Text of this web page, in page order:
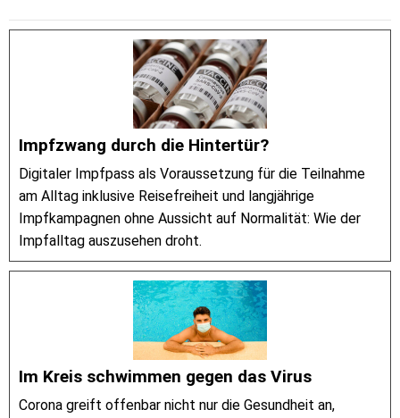
Impfzwang durch die Hintertür?
Digitaler Impfpass als Voraussetzung für die Teilnahme
am Alltag inklusive Reisefreiheit und langjährige
Impfkampagnen ohne Aussicht auf Normalität: Wie der
Impfalltag auszusehen droht.
Im Kreis schwimmen gegen das Virus
Corona greift offenbar nicht nur die Gesundheit an,